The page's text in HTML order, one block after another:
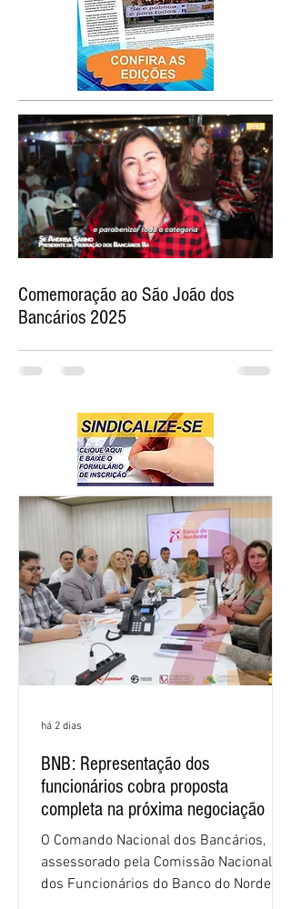
Comemoração ao São João dos
Bancários 2025
BNB: Representação dos
funcionários cobra proposta
completa na próxima negociação
O Comando Nacional dos Bancários,
assessorado pela Comissão Nacional
dos Funcionários do Banco do Nordeste
há 2 dias